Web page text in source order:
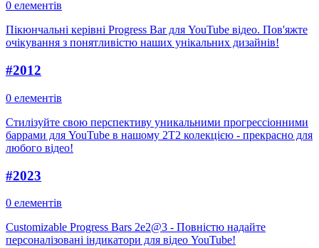
0 елементів
Пікюнчальні керівні Progress Bar для YouTube відео. Пов'яжте
очікування з понятливістю наших унікальних дизайнів!
#2012
0 елементів
Стилізуйте свою перспективу уникальними прогрессіонними
баррами для YouTube в нашому 2T2 колекцією - прекрасно для
любого відео!
#2023
0 елементів
Customizable Progress Bars 2e2@3 - Повністю надайте
персоналізовані індикатори для відео YouTube!